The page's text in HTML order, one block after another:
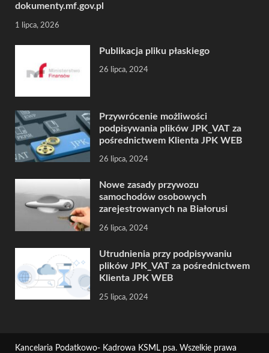
dokumenty.mf.gov.pl
1 lipca, 2026
Publikacja pliku płaskiego
26 lipca, 2024
Przywrócenie możliwości
podpisywania plików JPK_VAT za
pośrednictwem Klienta JPK WEB
26 lipca, 2024
Nowe zasady przywozu
samochodów osobowych
zarejestrowanych na Białorusi
26 lipca, 2024
Utrudnienia przy podpisywaniu
plików JPK_VAT za pośrednictwem
Klienta JPK WEB
25 lipca, 2024
Kancelaria Podatkowo- Kadrowa KSML psa. Wszelkie prawa